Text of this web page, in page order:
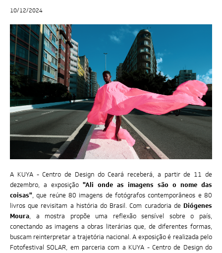
DIA15/12
PROJEÇÕES NOITE SOLAR
LANÇAMENTO DE LIVROS
VÍDEOS
10/12/2024
A KUYA - Centro de Design do Ceará receberá, a partir de 11 de
dezembro, a exposição "Ali onde as imagens são o nome das
coisas", que reúne 80 imagens de fotógrafos contemporâneos e 80
livros que revisitam a história do Brasil. Com curadoria de Diógenes
Moura, a mostra propõe uma reflexão sensível sobre o país,
conectando as imagens a obras literárias que, de diferentes formas,
buscam reinterpretar a trajetória nacional. A exposição é realizada pelo
Fotofestival SOLAR, em parceria com a KUYA - Centro de Design do